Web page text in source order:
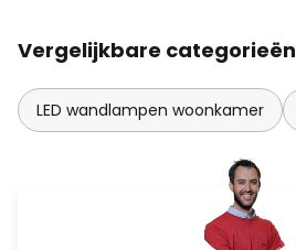
Vergelijkbare categorieën
LED wandlampen woonkamer